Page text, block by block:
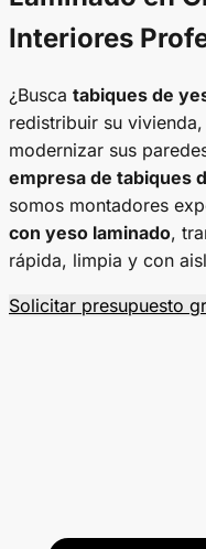
Interiores
¿Busca tabiques de
redistribuir su
modernizar sus
empresa de tabiques
somos montadores
con yeso laminado,
rápida, limpia y con
Solicitar presupuesto